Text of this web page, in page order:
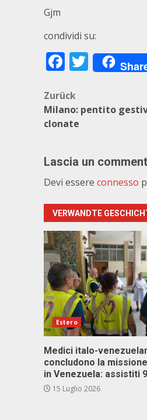
Gjm
condividi su:
Facebook
Zurück
Milano: pentito
clonate
Lascia un
Devi essere connesso
VERWANDTE
Estero
Medici italo-
concludono la
in Venezuela: assistiti
15 Luglio 2026